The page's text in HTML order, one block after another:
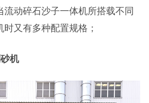
流动碎石沙子一体机所搭载不同
又有多种配置规格；
机